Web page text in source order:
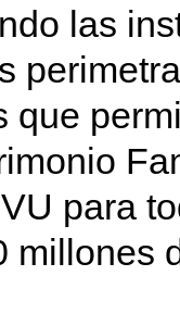
las
que
para
millones